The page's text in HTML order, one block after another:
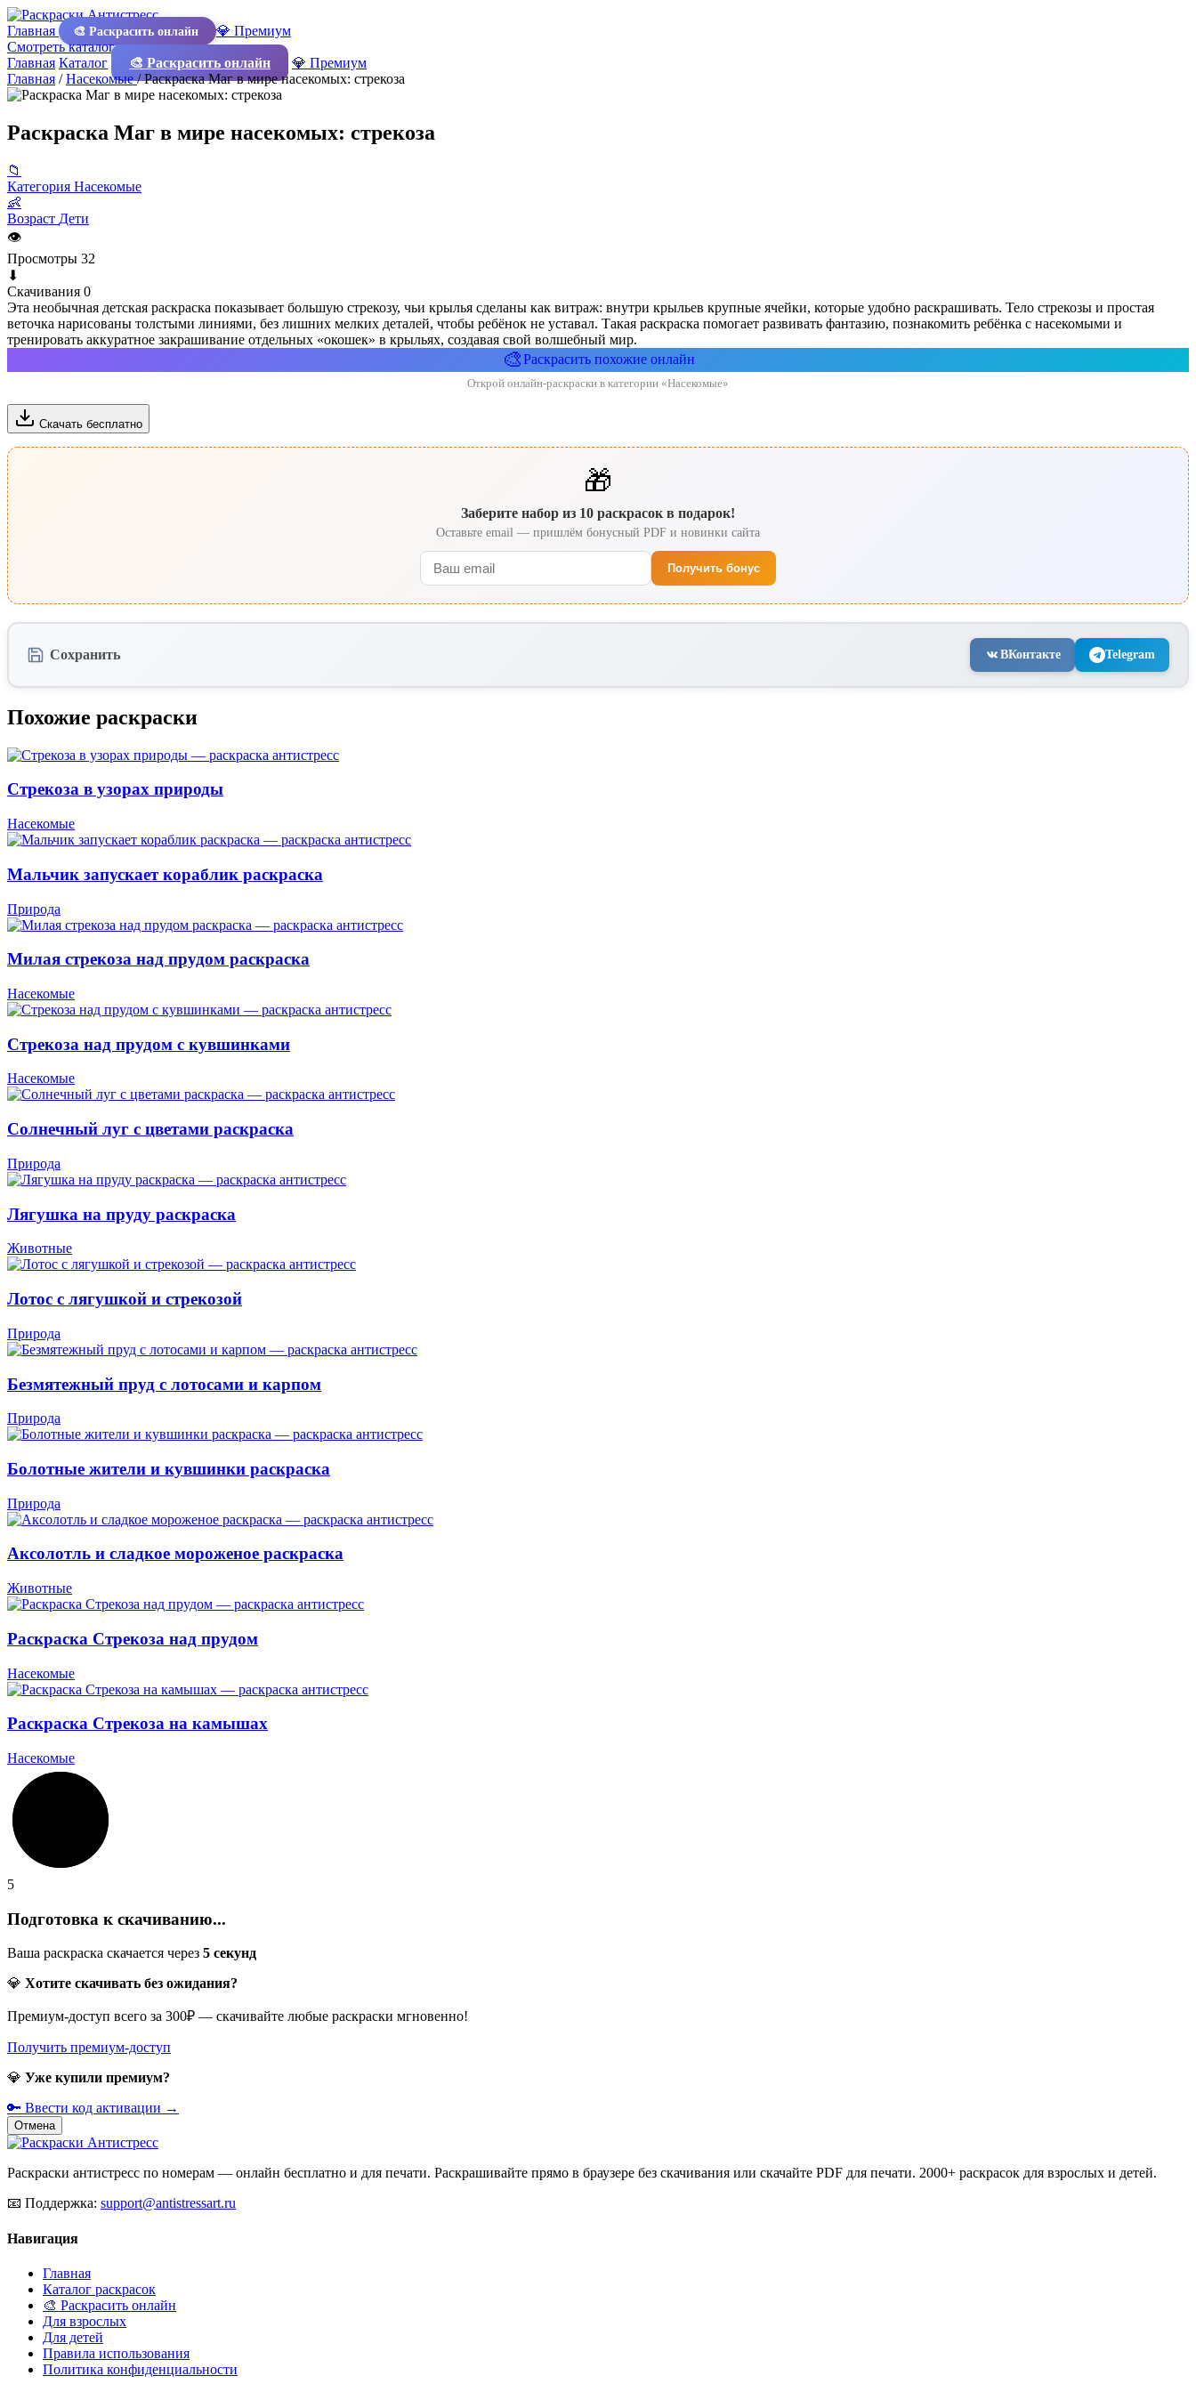
Главная 🎨 Раскрасить онлайн
💎 Премиум
Смотреть каталог
Главная Каталог 🎨 Раскрасить онлайн
💎 Премиум
Главная /Насекомые/Раскраска Маг в мире насекомых: стрекоза
Раскраска Маг в мире насекомых: стрекоза
📁
Категория Насекомые
👶
Возраст Дети
👁
Просмотры 32
⬇
Скачивания 0
Эта необычная детская раскраска показывает большую стрекозу, чьи крылья сделаны как витраж: внутри крыльев крупные ячейки, которые удобно раскрашивать. Тело стрекозы и простая
веточка нарисованы толстыми линиями, без лишних мелких деталей, чтобы ребёнок не уставал. Такая раскраска помогает развивать фантазию, познакомить ребёнка с насекомыми и
тренировать аккуратное закрашивание отдельных «окошек» в крыльях, создавая свой волшебный мир.
🎨Раскрасить похожие онлайн
Открой онлайн-раскраски в категории «Насекомые»
Скачать бесплатно
🎁
Заберите набор из 10 раскрасок в подарок!
Оставьте email — пришлём бонусный PDF и новинки сайта
Получить бонус
Сохранить ВКонтакте Telegram
Похожие раскраски
Стрекоза в узорах природы
Насекомые
Мальчик запускает кораблик раскраска
Природа
Милая стрекоза над прудом раскраска
Насекомые
Стрекоза над прудом с кувшинками
Насекомые
Солнечный луг с цветами раскраска
Природа
Лягушка на пруду раскраска
Животные
Лотос с лягушкой и стрекозой
Природа
Безмятежный пруд с лотосами и карпом
Природа
Болотные жители и кувшинки раскраска
Природа
Аксолотль и сладкое мороженое раскраска
Животные
Раскраска Стрекоза над прудом
Насекомые
Раскраска Стрекоза на камышах
Насекомые
5
Подготовка к скачиванию...
Ваша раскраска скачается через 5 секунд
💎 Хотите скачивать без ожидания?
Премиум-доступ всего за 300₽ — скачивайте любые раскраски мгновенно!
Получить премиум-доступ
💎 Уже купили премиум?
🔑 Ввести код активации →
Отмена
Раскраски антистресс по номерам — онлайн бесплатно и для печати. Раскрашивайте прямо в браузере без скачивания или скачайте PDF для печати. 2000+ раскрасок для взрослых и детей.
📧 Поддержка: support@antistressart.ru
Навигация
Главная
Каталог раскрасок
🎨 Раскрасить онлайн
Для взрослых
Для детей
Правила использования
Политика конфиденциальности